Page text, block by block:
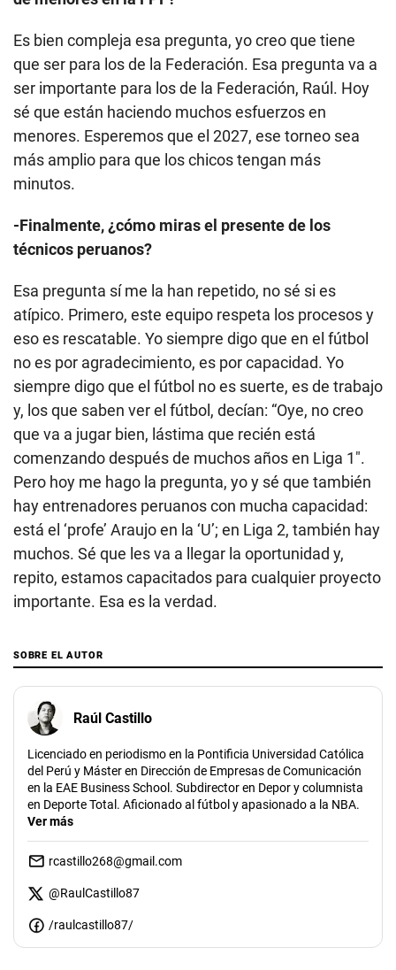
Es bien compleja esa pregunta, yo creo que tiene
que ser para los de la Federación. Esa pregunta va a
ser importante para los de la Federación, Raúl. Hoy
sé que están haciendo muchos esfuerzos en
menores. Esperemos que el 2027, ese torneo sea
más amplio para que los chicos tengan más
minutos.
-Finalmente, ¿cómo miras el presente de los
técnicos peruanos?
Esa pregunta sí me la han repetido, no sé si es
atípico. Primero, este equipo respeta los procesos y
eso es rescatable. Yo siempre digo que en el fútbol
no es por agradecimiento, es por capacidad. Yo
siempre digo que el fútbol no es suerte, es de trabajo
y, los que saben ver el fútbol, decían: “Oye, no creo
que va a jugar bien, lástima que recién está
comenzando después de muchos años en Liga 1″.
Pero hoy me hago la pregunta, yo y sé que también
hay entrenadores peruanos con mucha capacidad:
está el ‘profe’ Araujo en la ‘U’; en Liga 2, también hay
muchos. Sé que les va a llegar la oportunidad y,
repito, estamos capacitados para cualquier proyecto
importante. Esa es la verdad.
SOBRE EL AUTOR
Raúl Castillo
Licenciado en periodismo en la Pontificia Universidad Católica
del Perú y Máster en Dirección de Empresas de Comunicación
en la EAE Business School. Subdirector en Depor y columnista
en Deporte Total. Aficionado al fútbol y apasionado a la NBA.
Ver más
rcastillo268@gmail.com
@RaulCastillo87
/raulcastillo87/